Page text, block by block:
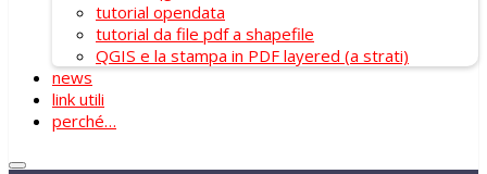
tutorial opendata
tutorial da file pdf a shapefile
QGIS e la stampa in PDF layered (a strati)
news
link utili
perché…